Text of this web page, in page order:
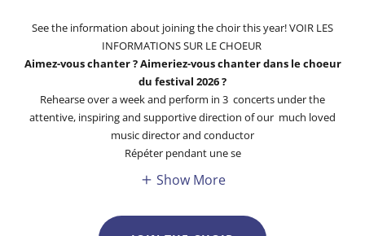
See the information about joining the choir this year! VOIR LES
INFORMATIONS SUR LE CHOEUR
Aimez-vous chanter ? Aimeriez-vous chanter dans le choeur
du festival 2026 ?
Rehearse over a week and perform in 3 concerts under the
attentive, inspiring and supportive direction of our much loved
music director and conductor
Répéter pendant une se
Show More